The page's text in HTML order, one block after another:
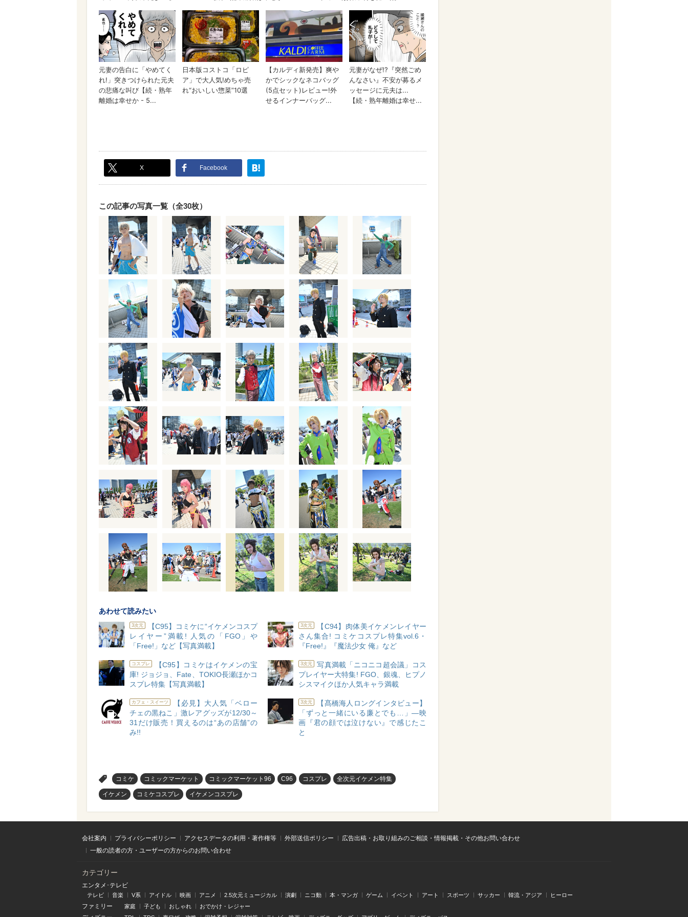
X Facebook
この記事の写真一覧（全30枚）
あわせて読みたい
3次元
【C95】コミケに“イケメンコスプ
レイヤー”満載! 人気の「FGO」や
「Free!」など【写真満載】
3次元
【C94】肉体美イケメンレイヤー
さん集合! コミケコスプレ特集vol.6・
『Free!』『魔法少女 俺』など
コスプレ
【C95】コミケはイケメンの宝
庫! ジョジョ、Fate、TOKIO長瀬ほかコ
スプレ特集【写真満載】
3次元
写真満載「ニコニコ超会議」コス
プレイヤー大特集! FGO、銀魂、ヒプノ
シスマイクほか人気キャラ満載
カフェ・スイーツ
【必見】大人気「ベロー
チェの黒ねこ」激レアグッズが12/30～
31だけ販売！買えるのは“あの店舗”の
み!!
3次元
【髙橋海人ロングインタビュー】
「ずっと一緒にいる廉とでも…」―映
画『君の顔では泣けない』で感じたこ
と
コミケ コミックマーケット コミックマーケット96 C96 コスプレ 全次元イケメン特集
イケメン コミケコスプレ イケメンコスプレ
会社案内 プライバシーポリシー アクセスデータの利用・著作権等 外部送信ポリシー
広告出稿・お取り組みのご相談・情報掲載・その他お問い合わせ
一般の読者の方・ユーザーの方からのお問い合わせ
カテゴリー
エンタメ･テレビ
テレビ 音楽 V系 アイドル 映画 アニメ 2.5次元ミュージカル 演劇 ニコ動 本・マンガ ゲーム イベント アート スポーツ サッカー 韓流・アジア ヒーロー
ファミリー 家庭 子ども おしゃれ おでかけ・レジャー